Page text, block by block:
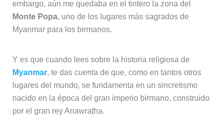
embargo, aún me quedaba en el tintero la zona del
Monte Popa, uno de los lugares más sagrados de
Myanmar para los birmanos.
Y es que cuando lees sobre la historia religiosa de
Myanmar, te das cuenta de que, como en tantos otros
lugares del mundo, se fundamenta en un sincretismo
nacido en la época del gran imperio birmano, construido
por el gran rey Anawratha.